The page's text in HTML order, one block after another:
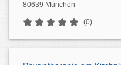
80639 München
(0)